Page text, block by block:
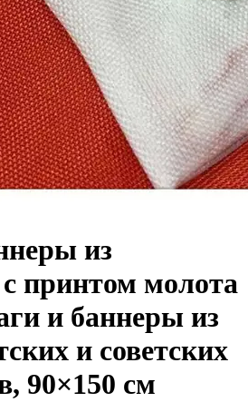
из
с принтом молота
и баннеры из
и советских
90×150 см